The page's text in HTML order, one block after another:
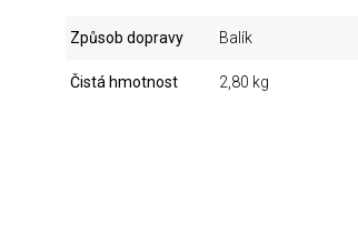
Způsob dopravy Balík
Čistá hmotnost 2,80 kg